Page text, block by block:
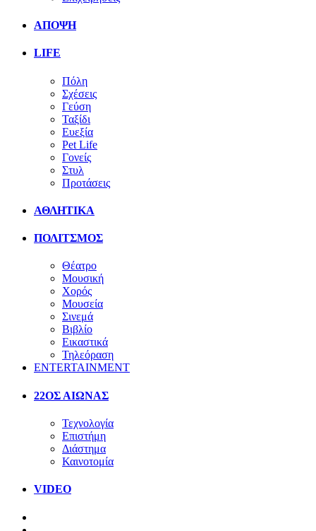
ΑΠΟΨΗ
LIFE
Πόλη
Σχέσεις
Γεύση
Ταξίδι
Ευεξία
Pet Life
Γονείς
Στυλ
Προτάσεις
ΑΘΛΗΤΙΚΑ
ΠΟΛΙΤΣΜΟΣ
Θέατρο
Μουσική
Χορός
Μουσεία
Σινεμά
Βιβλίο
Εικαστικά
Τηλεόραση
ENTERTAINMENT
22ΟΣ ΑΙΩΝΑΣ
Τεχνολογία
Επιστήμη
Διάστημα
Καινοτομία
VIDEO